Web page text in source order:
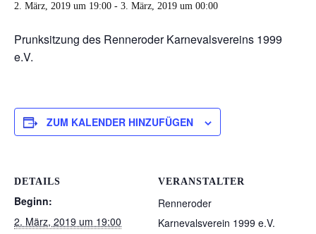
2. März, 2019 um 19:00 - 3. März, 2019 um 00:00
Prunksitzung des Renneroder Karnevalsvereins 1999
e.V.
ZUM KALENDER HINZUFÜGEN
DETAILS
Beginn:
2. März, 2019 um 19:00
VERANSTALTER
Renneroder
Karnevalsverein 1999 e.V.